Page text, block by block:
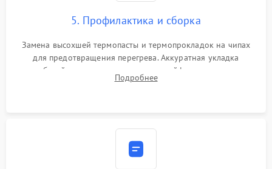
5. Профилактика и сборка
Замена высохшей термопасты и термопрокладок на чипах
для предотвращения перегрева. Аккуратная укладка
кабелей, подключение хрупких шлейфов матрицы и
надежная фиксация всех элементов внутри корпуса
Подробнее